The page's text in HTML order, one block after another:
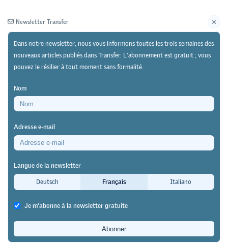
Newsletter Archives
11/01/22
Souvenirs – rétrospective de 50 ans d’école
Et les chaises volèrent à travers la
classe
Johann Widmer
Il y a 50 ans, la jeunesse a commencé à se rebeller contre
Newsletter Transfer
Dans notre newsletter, nous vous informons toutes les trois semaines des
nouveaux articles publiés dans Transfer. L'abonnement est gratuit ; vous
pouvez le résilier à tout moment sans formalité.
Nom
Adresse e-mail
Langue de la newsletter
Deutsch
Français Italiano
Je m'abonne à la newsletter gratuite